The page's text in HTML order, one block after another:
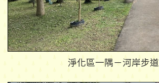
淨化區一隅－河岸步道